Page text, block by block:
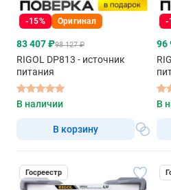
-15% Оригинал
83 407 ₽98 127 ₽
RIGOL DP813 - источник
питания
В наличии
В корзину
-
96
В
Госреестр